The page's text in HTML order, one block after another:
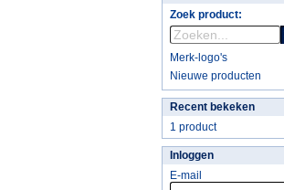
Zoek product:
Merk-logo's
Nieuwe producten
Recent bekeken
1 product
Inloggen
E-mail